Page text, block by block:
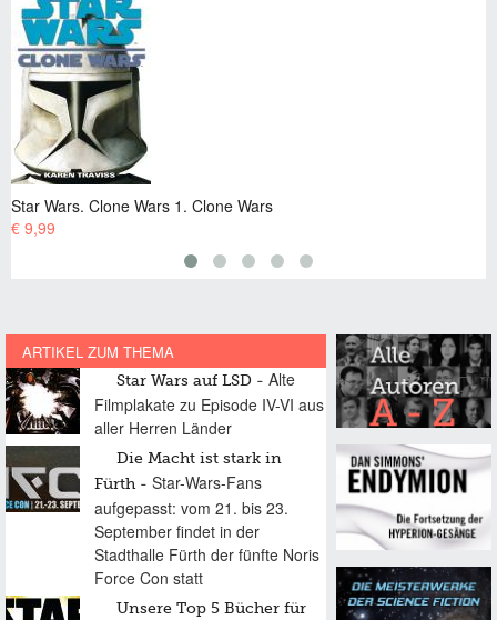
Clone Wars 1. Clone Wars
ARTIKEL ZUM THEMA
Star Wars auf LSD
Alte
Filmplakate zu Episode IV-VI aus
aller Herren Länder
Die Macht ist stark in
Fürth
Star-Wars-Fans
aufgepasst: vom 21. bis 23.
September findet in der
Stadthalle Fürth der fünfte Noris
Force Con statt
Unsere Top 5 Bücher für